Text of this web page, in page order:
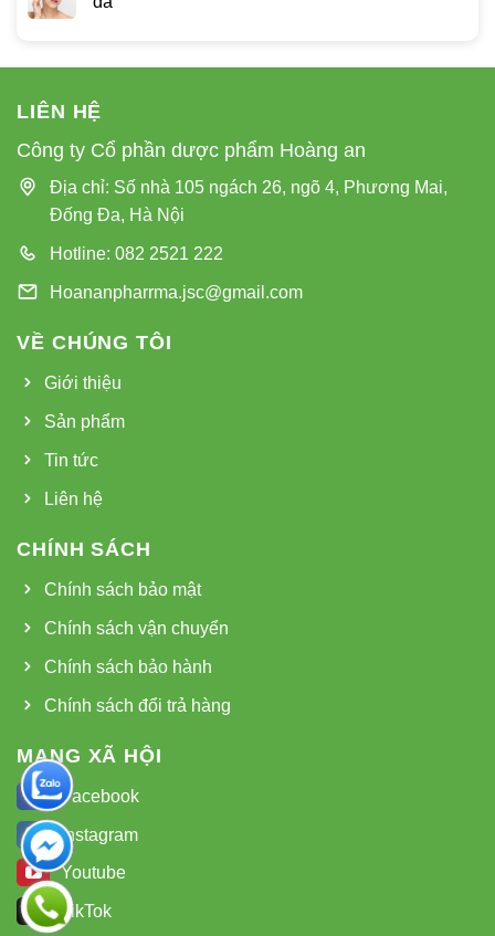
LIÊN HỆ
Công ty Cổ phần dược phẩm Hoàng an
Địa chỉ: Số nhà 105 ngách 26, ngõ 4, Phương Mai,
Đống Đa, Hà Nội
Hotline: 082 2521 222
Hoananpharrma.jsc@gmail.com
VỀ CHÚNG TÔI
Giới thiệu
Sản phẩm
Tin tức
Liên hệ
CHÍNH SÁCH
Chính sách bảo mật
Chính sách vận chuyển
Chính sách bảo hành
Chính sách đổi trả hàng
MẠNG XÃ HỘI
Facebook
Instagram
Youtube
TikTok